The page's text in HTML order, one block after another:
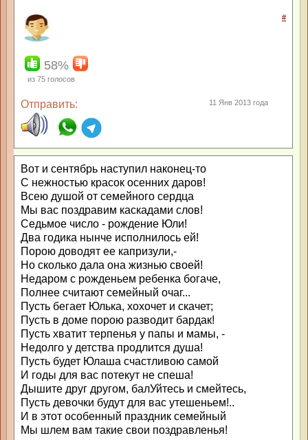
#
58%
из 75 голосов
Отправить: 11 Янв 2013 года
Вот и сентябрь наступил наконец-то
С нежностью красок осенних даров!
Всею душой от семейного сердца
Мы вас поздравим каскадами слов!
Седьмое число - рождение Юли!
Два годика нынче исполнилось ей!
Порою доводят ее капризули,-
Но сколько дала она жизнью своей!
Недаром с рожденьем ребенка богаче,
Полнее считают семейный очаг...
Пусть бегает Юлька, хохочет и скачет;
Пусть в доме порою разводит бардак!
Пусть хватит терпенья у папы и мамы, -
Недолго у детства продлится душа!
Пусть будет Юлаша счастливою самой
И годы для вас потекут не спеша!
Дышите друг другом, балУйтесь и смейтесь,
Пусть девочки будут для вас утешеньем!..
И в этот особенный праздник семейный
Мы шлем вам такие свои поздравленья!